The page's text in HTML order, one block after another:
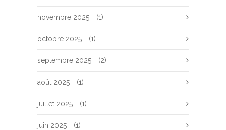
novembre 2025 (1)
octobre 2025 (1)
septembre 2025 (2)
août 2025 (1)
juillet 2025 (1)
juin 2025 (1)